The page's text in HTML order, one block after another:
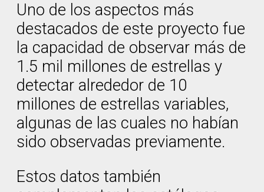
Uno de los aspectos más
destacados de este proyecto fue
la capacidad de observar más de
1.5 mil millones de estrellas y
detectar alrededor de 10
millones de estrellas variables,
algunas de las cuales no habían
sido observadas previamente.
Estos datos también